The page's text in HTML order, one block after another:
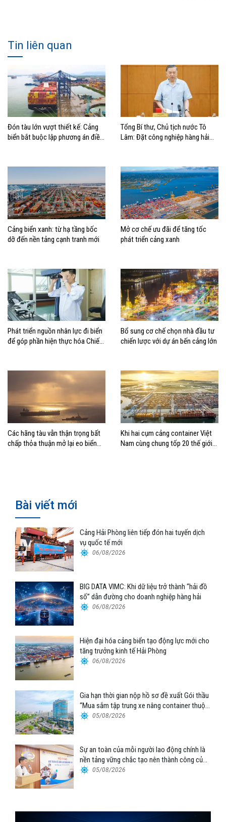
Tin liên quan
Đón tàu lớn vượt thiết kế: Cảng
biển bắt buộc lập phương án điều
Tổng Bí thư, Chủ tịch nước Tô
Lâm: Đặt công nghiệp hàng hải
biển mạnh
Cảng biển xanh: từ hạ tầng bốc
dỡ đến nền tảng cạnh tranh mới
Mở cơ chế ưu đãi để tăng tốc
phát triển cảng xanh
Phát triển nguồn nhân lực đi biển
để góp phần hiện thực hóa Chiến
Bổ sung cơ chế chọn nhà đầu tư
chiến lược với dự án bến cảng lớn
Các hãng tàu vẫn thận trọng bất
chấp thỏa thuận mở lại eo biển
Khi hai cụm cảng container Việt
Nam cùng chung tốp 20 thế giới
Bài viết mới
Cảng Hải Phòng liên tiếp đón hai tuyến dịch
vụ quốc tế mới
06/08/2026
BIG DATA VIMC: Khi dữ liệu trở thành “hải đồ
số” dẫn đường cho doanh nghiệp hàng hải
06/08/2026
Hiện đại hóa cảng biển tạo động lực mới cho
tăng trưởng kinh tế Hải Phòng
06/08/2026
Gia hạn thời gian nộp hồ sơ đề xuất Gói thầu
“Mua sắm tập trung xe nâng container thuộc
Tổng công ty Hàng hải Việt Nam – CTCP”
05/08/2026
Sự an toàn của mỗi người lao động chính là
nền tảng vững chắc tạo nên thành công của
Cảng Đà Nẵng
05/08/2026